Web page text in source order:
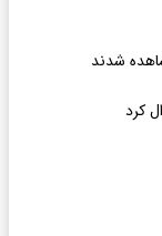
شدند
کرد